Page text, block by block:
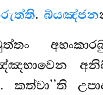
. බ්යඤ්ජන